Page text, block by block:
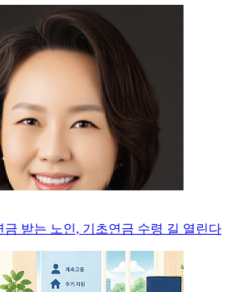
금 받는 노인, 기초연금 수령 길 열린다